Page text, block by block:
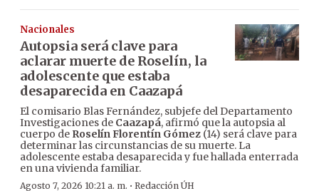
Nacionales
Autopsia será clave para
aclarar muerte de Roselín, la
adolescente que estaba
desaparecida en Caazapá
El comisario Blas Fernández, subjefe del Departamento
Investigaciones de Caazapá, afirmó que la autopsia al
cuerpo de Roselín Florentín Gómez (14) será clave para
determinar las circunstancias de su muerte. La
adolescente estaba desaparecida y fue hallada enterrada
en una vivienda familiar.
Agosto 7, 2026 10:21 a. m. · Redacción ÚH